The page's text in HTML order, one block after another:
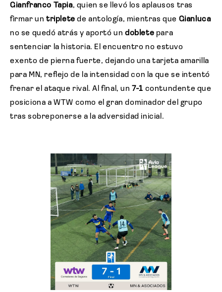
Gianfranco Tapia, quien se llevó los aplausos tras
firmar un triplete de antología, mientras que Gianluca
no se quedó atrás y aportó undoblete para
sentenciar la historia. El encuentro no estuvo
exento de pierna fuerte, dejando una tarjeta amarilla
para MN, reflejo de la intensidad con la que se intentó
frenar el ataque rival. Al final, un7-1 contundente que
posiciona a WTW como el gran dominador del grupo
tras sobreponerse a la adversidad inicial.